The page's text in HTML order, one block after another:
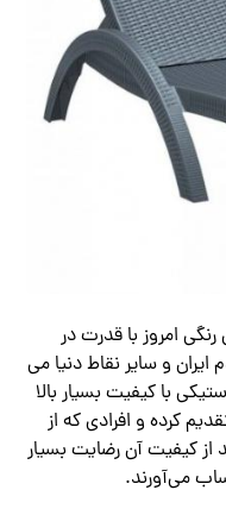
امروز با قدرت در
و سایر نقاط دنیا می
با کیفیت بسیار بالا
کرده و افرادی که از
از کیفیت آن رضایت بسیار
می‌آورند.